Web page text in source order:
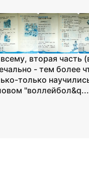
вторая часть
- тем более
только
"воллейбол&q...